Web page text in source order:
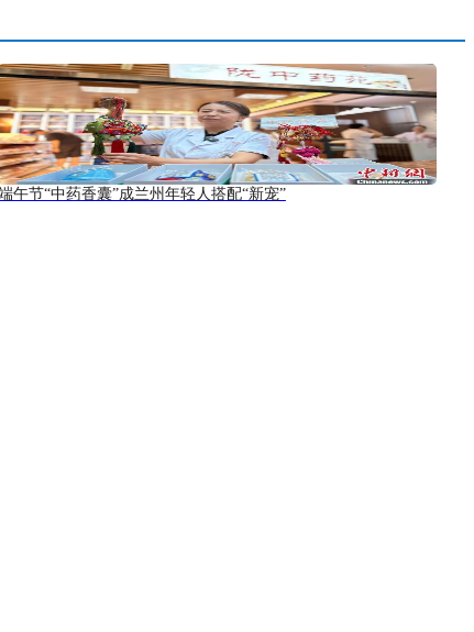
午节“中药香囊”成兰州年轻人搭配“新宠”